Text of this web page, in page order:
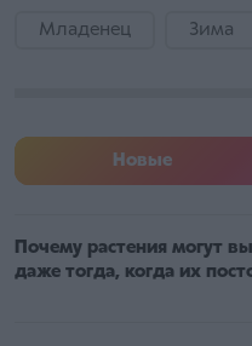
Младенец Зима
Новые
Почему растения могут
даже тогда, когда их